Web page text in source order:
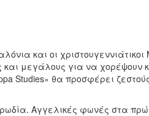
και οι χριστουγεννιάτικοι
και μεγάλους για να χορέψουν
Studies» θα προσφέρει
Αγγελικές φωνές στα